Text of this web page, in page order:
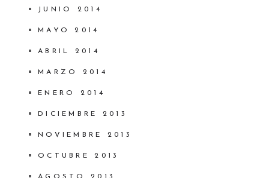
JUNIO 2014
MAYO 2014
ABRIL 2014
MARZO 2014
ENERO 2014
DICIEMBRE 2013
NOVIEMBRE 2013
OCTUBRE 2013